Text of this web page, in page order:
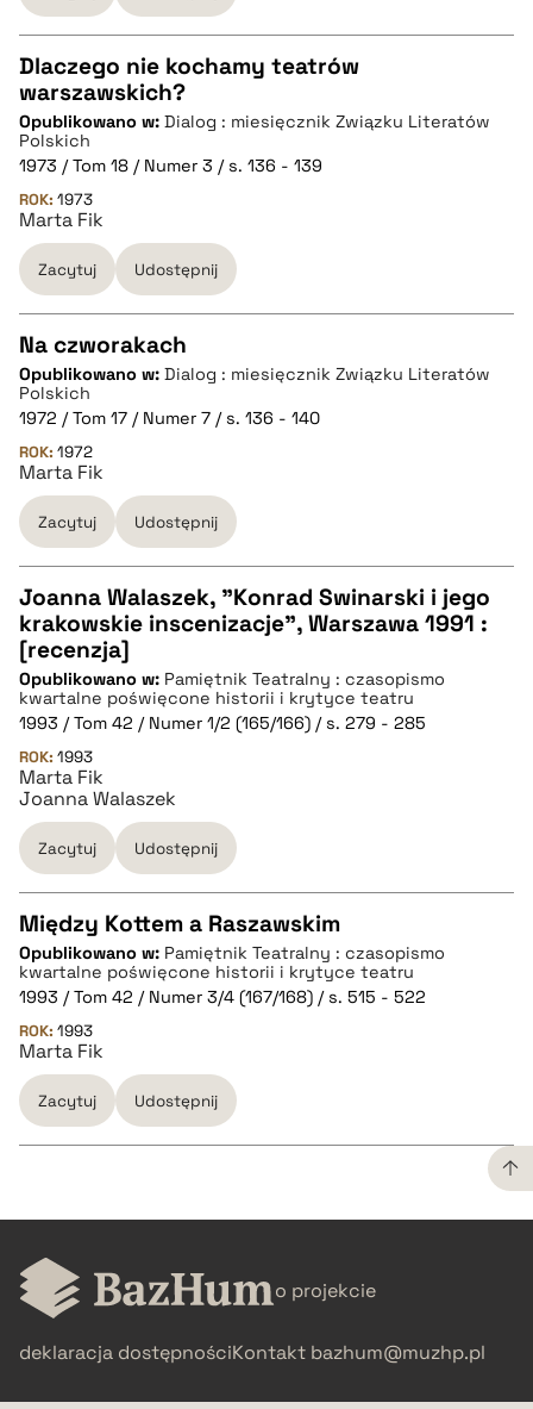
pobierz cytat
CZYSTY TEKST
pobierz cytat
BIBTEX
pobierz cytat
Dlaczego nie kochamy teatrów
warszawskich?
Opublikowano w: Dialog : miesięcznik Związku Literatów
Polskich
1973 / Tom 18 / Numer 3 / s. 136 - 139
ROK: 1973
Marta Fik
Zacytuj Udostępnij
CZYSTY TEKST
pobierz cytat
BIBTEX
pobierz cytat
Na czworakach
Opublikowano w: Dialog : miesięcznik Związku Literatów
Polskich
1972 / Tom 17 / Numer 7 / s. 136 - 140
ROK: 1972
Marta Fik
Zacytuj Udostępnij
CZYSTY TEKST
pobierz cytat
BIBTEX
pobierz cytat
Joanna Walaszek, "Konrad Swinarski i jego
krakowskie inscenizacje", Warszawa 1991 :
[recenzja]
Opublikowano w: Pamiętnik Teatralny : czasopismo
kwartalne poświęcone historii i krytyce teatru
1993 / Tom 42 / Numer 1/2 (165/166) / s. 279 - 285
ROK: 1993
Marta Fik
Joanna Walaszek
Zacytuj Udostępnij
CZYSTY TEKST
pobierz cytat
BIBTEX
Między Kottem a Raszawskim
Opublikowano w: Pamiętnik Teatralny : czasopismo
kwartalne poświęcone historii i krytyce teatru
1993 / Tom 42 / Numer 3/4 (167/168) / s. 515 - 522
ROK: 1993
Marta Fik
Zacytuj Udostępnij
CZYSTY TEKST
pobierz cytat
BIBTEX
o projekcie
deklaracja dostępnościKontakt bazhum@muzhp.pl